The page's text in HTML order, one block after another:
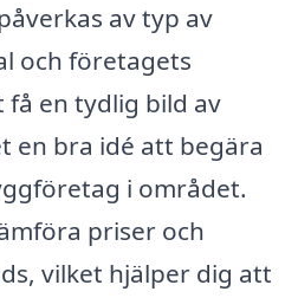
av typ av
och företagets
en tydlig bild av
en bra idé att begära
i området.
priser och
vilket hjälper dig att